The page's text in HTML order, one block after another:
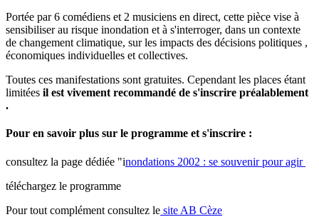
Portée par 6 comédiens et 2 musiciens en direct, cette pièce vise à
sensibiliser au risque inondation et à s'interroger, dans un contexte
de changement climatique, sur les impacts des décisions politiques ,
économiques individuelles et collectives.
Toutes ces manifestations sont gratuites. Cependant les places étant
limitées il est vivement recommandé de s'inscrire préalablement
.
Pour en savoir plus sur le programme et s'inscrire :
consultez la page dédiée "inondations 2002 : se souvenir pour agir
téléchargez le programme
Pour tout complément consultez le site AB Cèze